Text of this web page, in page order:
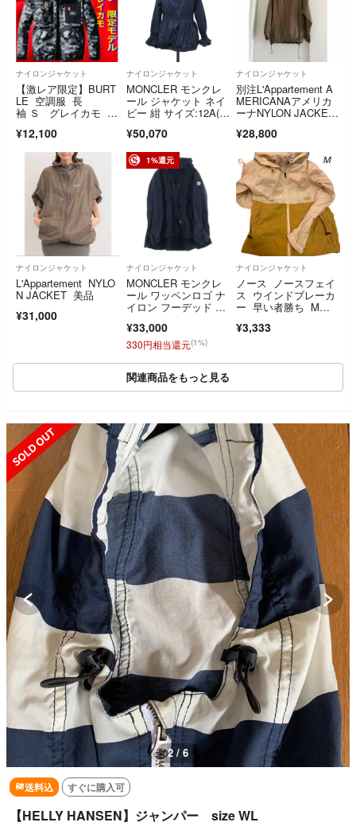
ナイロンジャケット
【激レア限定】BURT
LE 空調服 長
袖 Ｓ グレイカモ 新
ラフト ローバック ゴ
ルフウェア
¥12,100
ナイロンジャケット
MONCLER モンクレ
ール ジャケット ネイ
ビー 紺 サイズ:12A(X
ド付き ナイロンジャ
ケット KAMILET H19
541A00051 53333 ペ
プラム ギャザー アウ
ター ブルゾン 上着
【レディース】【中
古】
¥50,070
ナイロンジャケット
別注L'Appartement A
MERICANAアメリカ
ーナNYLON JACKET
ラウン
¥28,800
ナイロンジャケット
L'Appartement NYLO
N JACKET 美品
¥31,000
1%還元
ナイロンジャケット
MONCLER モンクレ
ール ワッペンロゴ ナ
イロン フーデッド ジ
ター #2 ブラック
¥33,000
330円相当還元(1%)
ナイロンジャケット
ノース ノースフェイ
ス ウインドブレーカ
ー 早い者勝ち Mサ
¥3,333
関連商品をもっと見る
SOLD OUT
3 / 6
送料込 すぐに購入可
【HELLY HANSEN】ジャンパー size WL